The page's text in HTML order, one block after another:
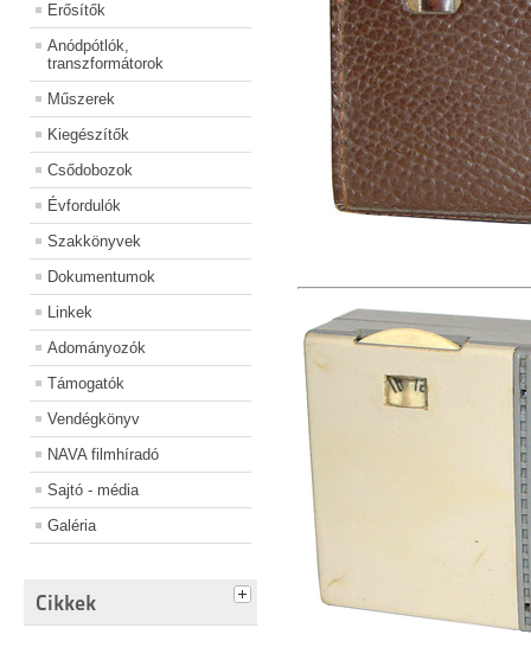
Erősítők
Anódpótlók,
transzformátorok
Műszerek
Kiegészítők
Csődobozok
Évfordulók
Szakkönyvek
Dokumentumok
Linkek
Adományozók
Támogatók
Vendégkönyv
NAVA filmhíradó
Sajtó - média
Galéria
Cikkek